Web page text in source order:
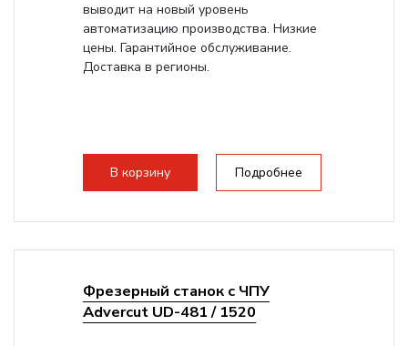
выводит на новый уровень
автоматизацию производства. Низкие
цены. Гарантийное обслуживание.
Доставка в регионы.
В корзину Подробнее
Фрезерный станок с ЧПУ
Advercut UD-481 / 1520